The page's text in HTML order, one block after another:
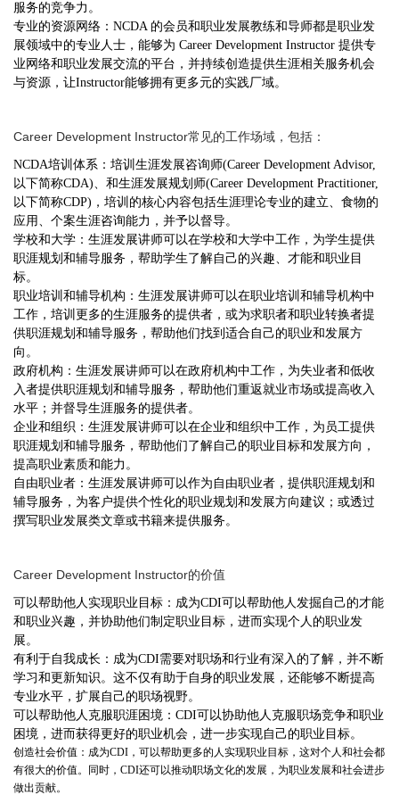
服务的竞争力。
专业的资源网络：NCDA 的会员和职业发展教练和导师都是职业发
展领域中的专业人士，能够为 Career Development Instructor 提供专
业网络和职业发展交流的平台，并持续创造提供生涯相关服务机会
与资源，让Instructor能够拥有更多元的实践厂域。
Career Development Instructor常见的工作场域，包括：
NCDA培训体系：培训生涯发展咨询师(Career Development Advisor,
以下简称CDA)、和生涯发展规划师(Career Development Practitioner,
以下简称CDP)，培训的核心内容包括生涯理论专业的建立、食物的
应用、个案生涯咨询能力，并予以督导。
学校和大学：生涯发展讲师可以在学校和大学中工作，为学生提供
职涯规划和辅导服务，帮助学生了解自己的兴趣、才能和职业目
标。
职业培训和辅导机构：生涯发展讲师可以在职业培训和辅导机构中
工作，培训更多的生涯服务的提供者，或为求职者和职业转换者提
供职涯规划和辅导服务，帮助他们找到适合自己的职业和发展方
向。
政府机构：生涯发展讲师可以在政府机构中工作，为失业者和低收
入者提供职涯规划和辅导服务，帮助他们重返就业市场或提高收入
水平；并督导生涯服务的提供者。
企业和组织：生涯发展讲师可以在企业和组织中工作，为员工提供
职涯规划和辅导服务，帮助他们了解自己的职业目标和发展方向，
提高职业素质和能力。
自由职业者：生涯发展讲师可以作为自由职业者，提供职涯规划和
辅导服务，为客户提供个性化的职业规划和发展方向建议；或透过
撰写职业发展类文章或书籍来提供服务。
Career Development Instructor的价值
可以帮助他人实现职业目标：成为CDI可以帮助他人发掘自己的才能
和职业兴趣，并协助他们制定职业目标，进而实现个人的职业发
展。
有利于自我成长：成为CDI需要对职场和行业有深入的了解，并不断
学习和更新知识。这不仅有助于自身的职业发展，还能够不断提高
专业水平，扩展自己的职场视野。
可以帮助他人克服职涯困境：CDI可以协助他人克服职场竞争和职业
困境，进而获得更好的职业机会，进一步实现自己的职业目标。
创造社会价值：成为CDI，可以帮助更多的人实现职业目标，这对个人和社会都
有很大的价值。同时，CDI还可以推动职场文化的发展，为职业发展和社会进步
做出贡献。